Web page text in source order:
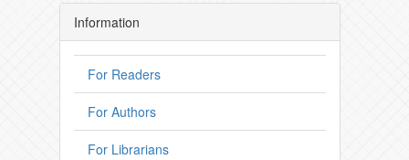
Information
For Readers
For Authors
For Librarians